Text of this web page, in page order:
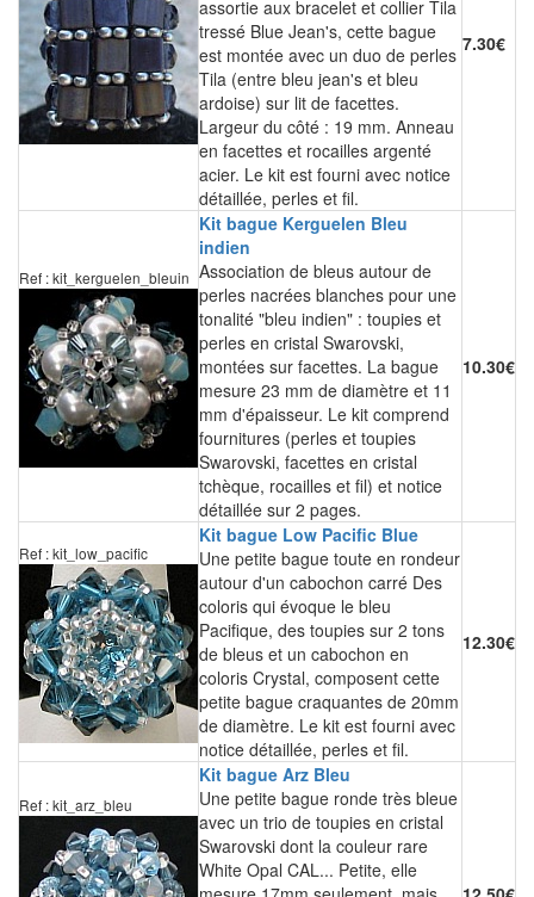
assortie aux bracelet et collier Tila
tressé Blue Jean's, cette bague
est montée avec un duo de perles
Tila (entre bleu jean's et bleu
ardoise) sur lit de facettes.
Largeur du côté : 19 mm. Anneau
en facettes et rocailles argenté
acier. Le kit est fourni avec notice
détaillée, perles et fil.
7.30€
Ref : kit_kerguelen_bleuin
Kit bague Kerguelen Bleu
indien
Association de bleus autour de
perles nacrées blanches pour une
tonalité "bleu indien" : toupies et
perles en cristal Swarovski,
montées sur facettes. La bague
mesure 23 mm de diamètre et 11
mm d'épaisseur. Le kit comprend
fournitures (perles et toupies
Swarovski, facettes en cristal
tchèque, rocailles et fil) et notice
détaillée sur 2 pages.
10.30€
Ref : kit_low_pacific
Kit bague Low Pacific Blue
Une petite bague toute en rondeur
autour d'un cabochon carré Des
coloris qui évoque le bleu
Pacifique, des toupies sur 2 tons
de bleus et un cabochon en
coloris Crystal, composent cette
petite bague craquantes de 20mm
de diamètre. Le kit est fourni avec
notice détaillée, perles et fil.
12.30€
Ref : kit_arz_bleu
Kit bague Arz Bleu
Une petite bague ronde très bleue
avec un trio de toupies en cristal
Swarovski dont la couleur rare
White Opal CAL... Petite, elle